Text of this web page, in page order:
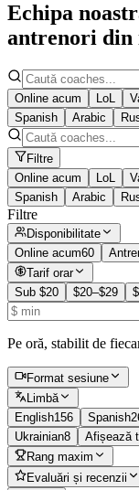
Echipa
antrenori din
Online acum LoL
Spanish
Arabic
Filtre
Online acum
LoL
Spanish
Arabic
Filtre
Disponibilitate
Online acum60
Tarif orar
Sub $20
$20–$29
Pe oră, stabilit de
Format sesiune
Limbă
English156 Spanish
Ukrainian8
Afișează
Rang maxim
Evaluări și recenzii